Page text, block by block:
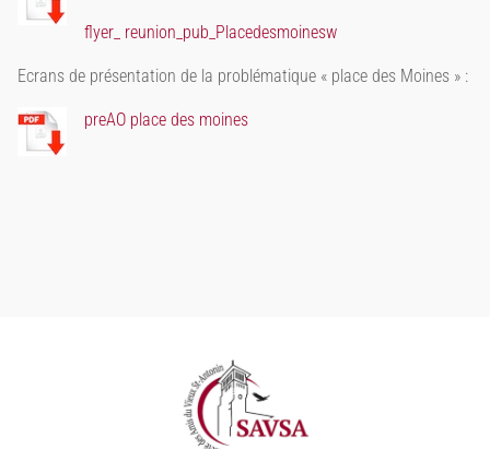
flyer_ reunion_pub_Placedesmoinesw
Ecrans de présentation de la problématique « place des Moines » :
preAO place des moines